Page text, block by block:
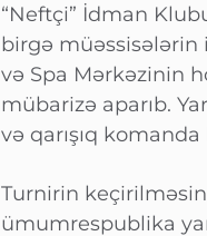
“Neftçi” İdman
birgə müəssisələrin
və Spa Mərkəzinin
mübarizə aparıb.
və qarışıq
Turnirin
ümumrespublika